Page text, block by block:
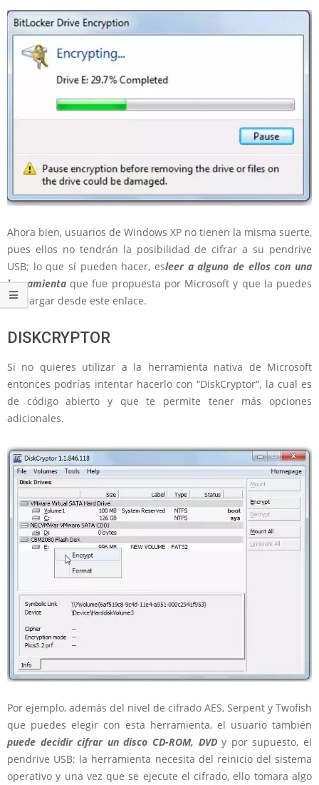
Ahora bien, usuarios de Windows XP no tienen la misma suerte,
pues ellos no tendrán la posibilidad de cifrar a su pendrive
USB; lo que sí pueden hacer, esleer a alguno de ellos con una
herramienta que fue propuesta por Microsoft y que la puedes
descargar desde este enlace.
DISKCRYPTOR
Si no quieres utilizar a la herramienta nativa de Microsoft
entonces podrías intentar hacerlo con “DiskCryptor“, la cual es
de código abierto y que te permite tener más opciones
adicionales.
Por ejemplo, además del nivel de cifrado AES, Serpent y Twofish
que puedes elegir con esta herramienta, el usuario también
puede decidir cifrar un disco CD-ROM, DVD y por supuesto, el
pendrive USB; la herramienta necesita del reinicio del sistema
operativo y una vez que se ejecute el cifrado, ello tomara algo